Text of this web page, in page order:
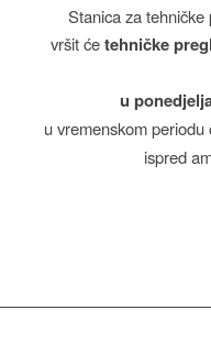
Stanica za tehničke
vršit ćetehničke
u
u vremenskom periodu
ispred